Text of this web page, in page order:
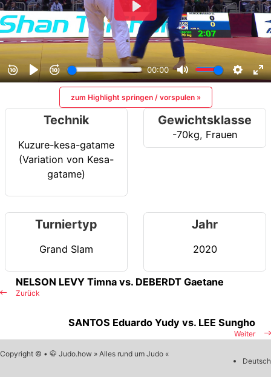
zum Highlight springen / vorspulen »
Technik
Kuzure-kesa-gatame
(Variation von Kesa-
gatame)
Gewichtsklasse
-70kg, Frauen
Turniertyp
Grand Slam
Jahr
2020
Zurück
NELSON LEVY Timna vs. DEBERDT Gaetane
Weiter
SANTOS Eduardo Yudy vs. LEE Sungho
Copyright © • 🥋 Judo.how » Alles rund um Judo «
Deutsch